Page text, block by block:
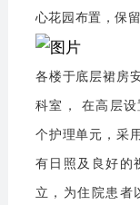
心花园布置，保
各楼于底层裙房
科室， 在高层
个护理单元，采
有日照及良好的
立，为住院患者